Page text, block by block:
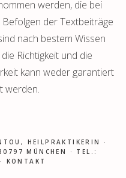
werden, die bei
der Textbeiträge
nach bestem Wissen
Richtigkeit und die
kann weder garantiert
werden.
HEILPRAKTIKERIN
·
MÜNCHEN · TEL.: 0
KONTAKT